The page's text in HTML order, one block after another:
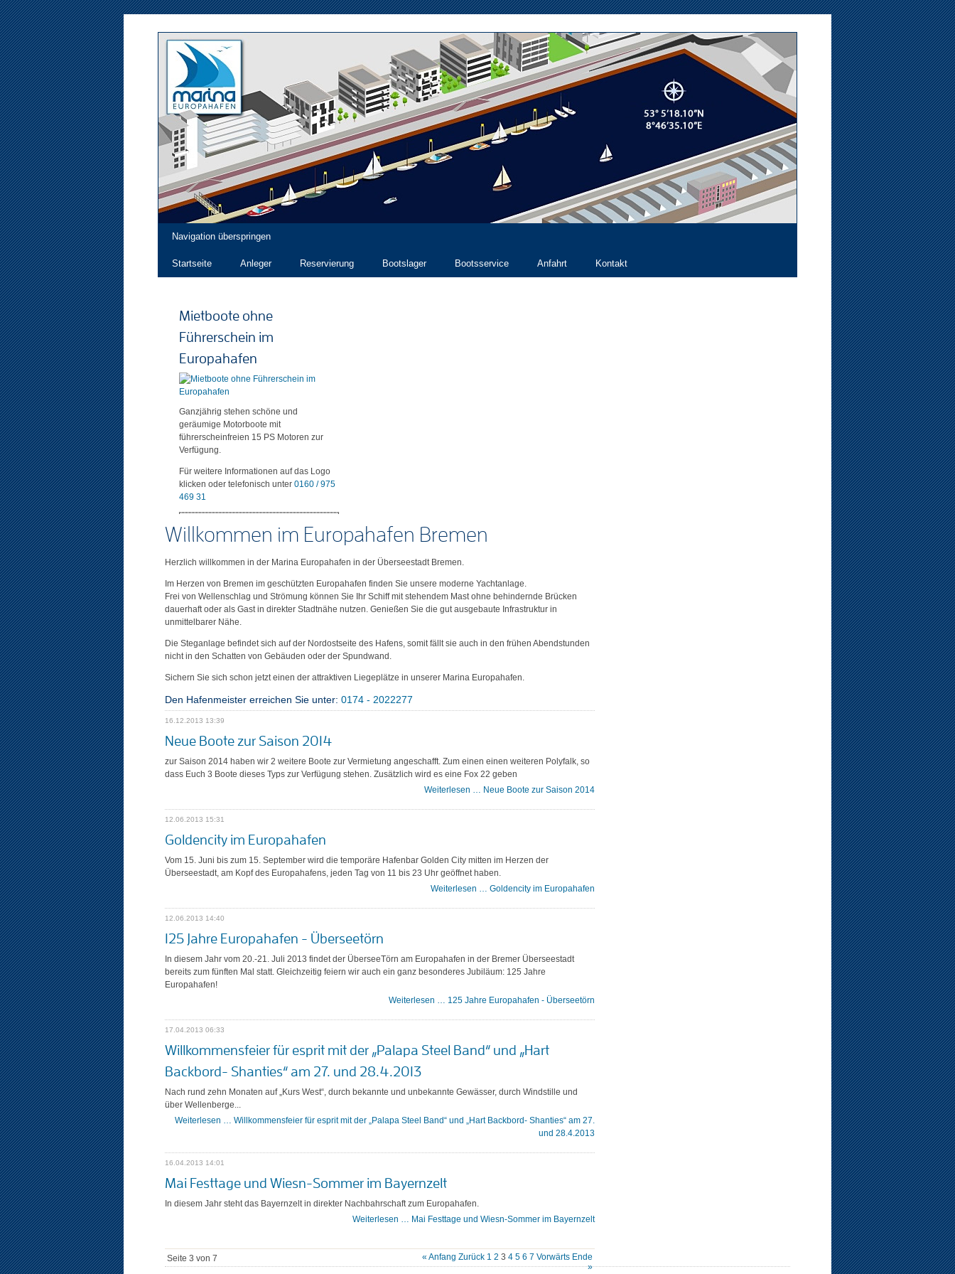
Navigation überspringen
Startseite Anleger Reservierung Bootslager Bootsservice Anfahrt Kontakt
Mietboote ohne
Führerschein im
Europahafen
Ganzjährig stehen schöne und
geräumige Motorboote mit
führerscheinfreien 15 PS Motoren zur
Verfügung.
Für weitere Informationen auf das Logo
klicken oder telefonisch unter 0160 / 975
469 31
Willkommen im Europahafen Bremen
Herzlich willkommen in der Marina Europahafen in der Überseestadt Bremen.
Im Herzen von Bremen im geschützten Europahafen finden Sie unsere moderne Yachtanlage.
Frei von Wellenschlag und Strömung können Sie Ihr Schiff mit stehendem Mast ohne behindernde Brücken
dauerhaft oder als Gast in direkter Stadtnähe nutzen. Genießen Sie die gut ausgebaute Infrastruktur in
unmittelbarer Nähe.
Die Steganlage befindet sich auf der Nordostseite des Hafens, somit fällt sie auch in den frühen Abendstunden
nicht in den Schatten von Gebäuden oder der Spundwand.
Sichern Sie sich schon jetzt einen der attraktiven Liegeplätze in unserer Marina Europahafen.
Den Hafenmeister erreichen Sie unter: 0174 - 2022277
16.12.2013 13:39
Neue Boote zur Saison 2014
zur Saison 2014 haben wir 2 weitere Boote zur Vermietung angeschafft. Zum einen einen weiteren Polyfalk, so
dass Euch 3 Boote dieses Typs zur Verfügung stehen. Zusätzlich wird es eine Fox 22 geben
Weiterlesen … Neue Boote zur Saison 2014
12.06.2013 15:31
Goldencity im Europahafen
Vom 15. Juni bis zum 15. September wird die temporäre Hafenbar Golden City mitten im Herzen der
Überseestadt, am Kopf des Europahafens, jeden Tag von 11 bis 23 Uhr geöffnet haben.
Weiterlesen … Goldencity im Europahafen
12.06.2013 14:40
125 Jahre Europahafen - Überseetörn
In diesem Jahr vom 20.-21. Juli 2013 findet der ÜberseeTörn am Europahafen in der Bremer Überseestadt
bereits zum fünften Mal statt. Gleichzeitig feiern wir auch ein ganz besonderes Jubiläum: 125 Jahre
Europahafen!
Weiterlesen … 125 Jahre Europahafen - Überseetörn
17.04.2013 06:33
Willkommensfeier für esprit mit der „Palapa Steel Band“ und „Hart
Backbord- Shanties“ am 27. und 28.4.2013
Nach rund zehn Monaten auf „Kurs West“, durch bekannte und unbekannte Gewässer, durch Windstille und
über Wellenberge...
Weiterlesen … Willkommensfeier für esprit mit der „Palapa Steel Band“ und „Hart Backbord- Shanties“ am 27.
und 28.4.2013
16.04.2013 14:01
Mai Festtage und Wiesn-Sommer im Bayernzelt
In diesem Jahr steht das Bayernzelt in direkter Nachbahrschaft zum Europahafen.
Weiterlesen … Mai Festtage und Wiesn-Sommer im Bayernzelt
Seite 3 von 7 « Anfang Zurück 1 2 3 4 5 6 7 Vorwärts Ende
»